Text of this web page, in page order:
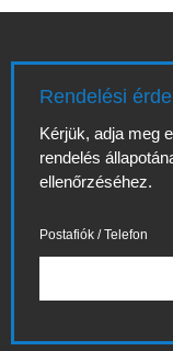
Rendelési
Kérjük, adja meg
rendelés
ellenőrzéséhez.
Postafiók / Telefon